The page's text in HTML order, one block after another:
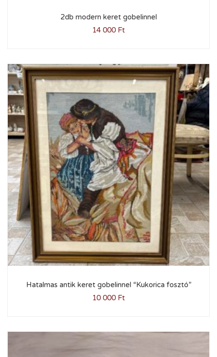
2db modern keret gobelinnel
14 000 Ft
Hatalmas antik keret gobelinnel “Kukorica fosztó”
10 000 Ft